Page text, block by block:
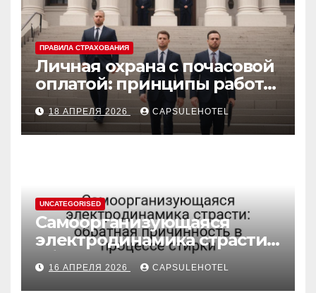
ПРАВИЛА СТРАХОВАНИЯ
Личная охрана с почасовой
оплатой: принципы работы
и правовые аспекты
18 АПРЕЛЯ 2026 CAPSULEHOTEL
UNCATEGORISED
Самоорганизующаяся
электродинамика страсти:
обратная причинность в
процессе стирки
16 АПРЕЛЯ 2026 CAPSULEHOTEL